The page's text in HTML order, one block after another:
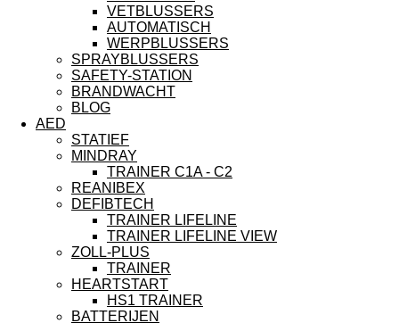
VETBLUSSERS
AUTOMATISCH
WERPBLUSSERS
SPRAYBLUSSERS
SAFETY-STATION
BRANDWACHT
BLOG
AED
STATIEF
MINDRAY
TRAINER C1A - C2
REANIBEX
DEFIBTECH
TRAINER LIFELINE
TRAINER LIFELINE VIEW
ZOLL-PLUS
TRAINER
HEARTSTART
HS1 TRAINER
BATTERIJEN